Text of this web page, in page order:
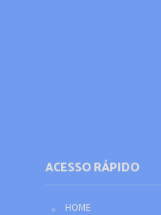
ACESSO RÁPIDO
HOME